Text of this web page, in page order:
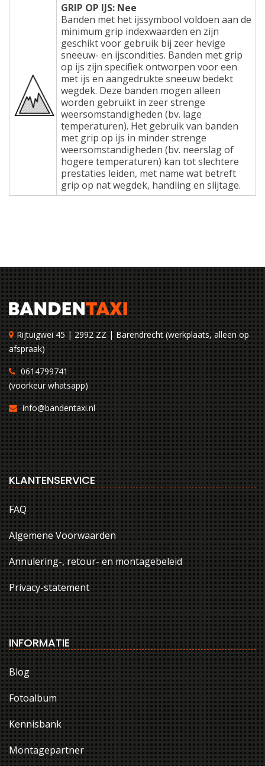
GRIP OP IJS: Nee
Banden met het ijssymbool voldoen aan de
minimum grip indexwaarden en zijn
geschikt voor gebruik bij zeer hevige
sneeuw- en ijscondities. Banden met grip
op ijs zijn specifiek ontworpen voor een
met ijs en aangedrukte sneeuw bedekt
wegdek. Deze banden mogen alleen
worden gebruikt in zeer strenge
weersomstandigheden (bv. lage
temperaturen). Het gebruik van banden
met grip op ijs in minder strenge
weersomstandigheden (bv. neerslag of
hogere temperaturen) kan tot slechtere
prestaties leiden, met name wat betreft
grip op nat wegdek, handling en slijtage.
Rijtuigwei 45 | 2992 ZZ | Barendrecht (werkplaats, alleen op
afspraak)
0614799741
(voorkeur whatsapp)
info@bandentaxi.nl
KLANTENSERVICE
FAQ
Algemene Voorwaarden
Annulering-, retour- en montagebeleid
Privacy-statement
INFORMATIE
Blog
Fotoalbum
Kennisbank
Montagepartner